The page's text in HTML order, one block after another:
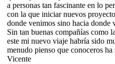
a personas tan fascinante en lo
con la que iniciar nuevos
donde venimos sino hacia donde
Sin tan buenas compañías como
este mi nuevo viaje habría sido
menudo pienso que conoceros
Vicente